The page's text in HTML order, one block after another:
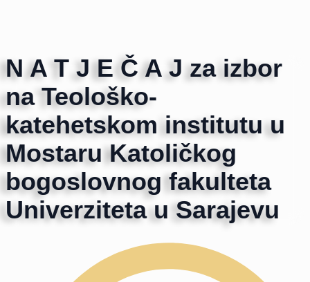
N A T J E Č A J za izbor
na Teološko-
katehetskom institutu u
Mostaru Katoličkog
bogoslovnog fakulteta
Univerziteta u Sarajevu